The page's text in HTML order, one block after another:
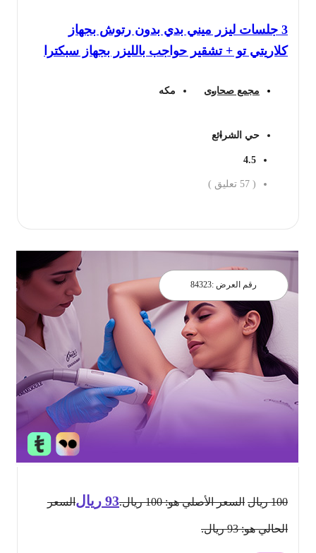
3 جلسات ليزر ميني بدي بدون رتوش بجهاز
كلاريتي تو + تشقير حواجب بالليزر بجهاز سبكترا
مجمع صحارى مكه
حي الشرائع
4.5
57 تعليق )
رقم العرض : 84323
ريال السعر الأصلي هو: 100 ريال. 93 ريالالسعر
الحالي هو: 93 ريال.